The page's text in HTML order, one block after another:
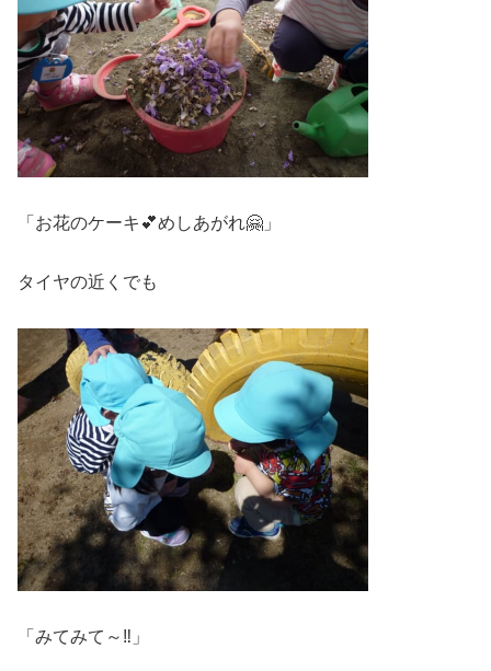
「お花のケーキ💕めしあがれ🤗」
タイヤの近くでも
「みてみて～‼」